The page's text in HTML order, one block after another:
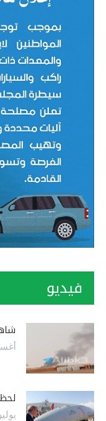
فيديو
يوليو 26,